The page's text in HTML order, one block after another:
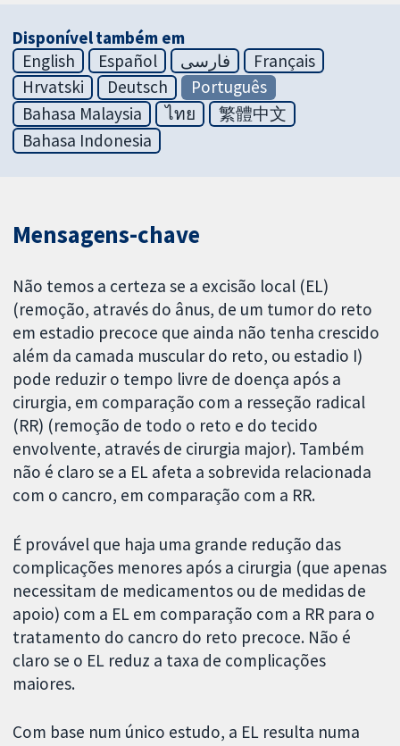
Disponível também em
English
Español فارسی
Français
Hrvatski
Deutsch
Português
Bahasa Malaysia
ไทย
繁體中文
Bahasa Indonesia
Mensagens-chave
Não temos a certeza se a excisão local (EL)
(remoção, através do ânus, de um tumor do reto
em estadio precoce que ainda não tenha crescido
além da camada muscular do reto, ou estadio I)
pode reduzir o tempo livre de doença após a
cirurgia, em comparação com a resseção radical
(RR) (remoção de todo o reto e do tecido
envolvente, através de cirurgia major). Também
não é claro se a EL afeta a sobrevida relacionada
com o cancro, em comparação com a RR.
É provável que haja uma grande redução das
complicações menores após a cirurgia (que apenas
necessitam de medicamentos ou de medidas de
apoio) com a EL em comparação com a RR para o
tratamento do cancro do reto precoce. Não é
claro se o EL reduz a taxa de complicações
maiores.
Com base num único estudo, a EL resulta numa